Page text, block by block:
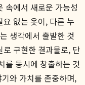
속에서 새로운 가능성
없는 옷이, 다른 누
생각에서 출발한 것
구현한 결과물로, 단
를 동시에 창출하는 것
와 가치를 존중하며,